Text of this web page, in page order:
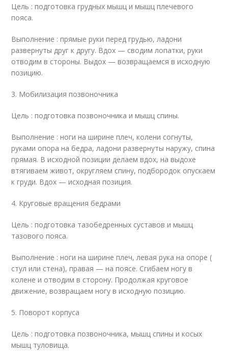
Цель : подготовка грудных мышц и мышц плечевого
пояса.
Выполнение : прямые руки перед грудью, ладони
развернуты друг к другу. Вдох — сводим лопатки, руки
отводим в стороны. Выдох — возвращаемся в исходную
позицию.
3. Мобилизация позвоночника
Цель : подготовка позвоночника и мышц спины.
Выполнение : ноги на ширине плеч, колени согнуты,
руками опора на бедра, ладони развернуты наружу, спина
прямая. В исходной позиции делаем вдох, на выдохе
втягиваем живот, округляем спину, подбородок опускаем
к груди. Вдох — исходная позиция.
4. Круговые вращения бедрами
Цель : подготовка тазобедренных суставов и мышц
тазового пояса.
Выполнение : ноги на ширине плеч, левая рука на опоре (
стул или стена), правая — на поясе. Сгибаем ногу в
колене и отводим в сторону. Продолжая круговое
движение, возвращаем ногу в исходную позицию.
5. Поворот корпуса
Цель : подготовка позвоночника, мышц спины и косых
мышц туловища.